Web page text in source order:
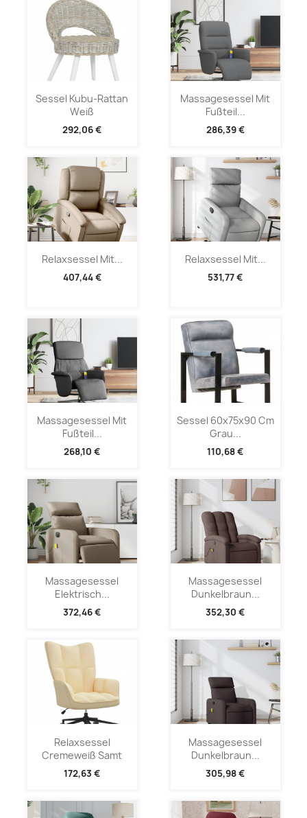
Sessel Kubu-Rattan
Weiß
292,06 €
Massagesessel Mit
Fußteil...
286,39 €
Relaxsessel Mit...
407,44 €
Relaxsessel Mit...
531,77 €
Massagesessel Mit
Fußteil...
268,10 €
Sessel 60x75x90 Cm
Grau...
110,68 €
Massagesessel
Elektrisch...
372,46 €
Massagesessel
Dunkelbraun...
352,30 €
Relaxsessel
Cremeweiß Samt
172,63 €
Massagesessel
Dunkelbraun...
305,98 €